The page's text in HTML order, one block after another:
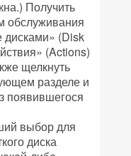
Получить
обслуживания
(Disk
(Actions)
щелкнуть
разделе и
появившегося
выбор для
диска